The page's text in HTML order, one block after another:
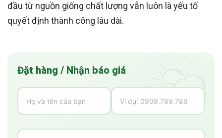
đầu từ nguồn giống chất lượng vẫn luôn là yếu tố
quyết định thành công lâu dài.
Đặt hàng / Nhận báo giá